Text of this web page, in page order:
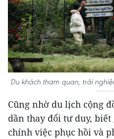
Du khách tham quan, trải
Cũng nhờ du lịch cộng
dần thay đổi tư duy,
chính việc phục hồi và